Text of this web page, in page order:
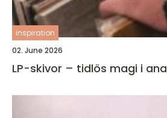
inspiration
02. June 2026
LP-skivor – tidlös magi i